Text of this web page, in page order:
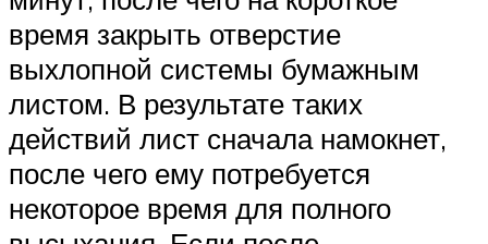
время закрыть отверстие
выхлопной системы бумажным
листом. В результате таких
действий лист сначала намокнет,
после чего ему потребуется
некоторое время для полного